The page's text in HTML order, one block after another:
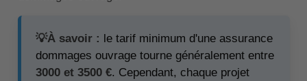
💡À savoir : le tarif minimum d'une assurance
dommages ouvrage tourne généralement entre
3000 et 3500 €. Cependant, chaque projet